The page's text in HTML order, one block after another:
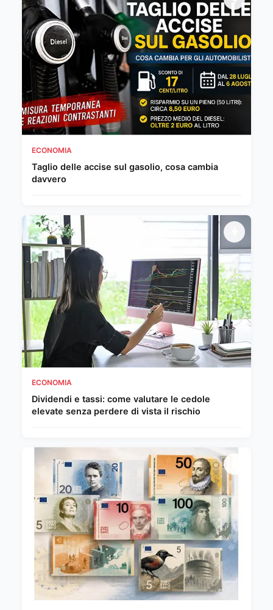
ECONOMIA
Taglio delle accise sul gasolio, cosa cambia
davvero
ECONOMIA
Dividendi e tassi: come valutare le cedole
elevate senza perdere di vista il rischio